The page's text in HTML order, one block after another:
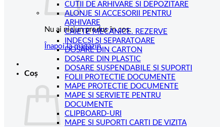
Nu ai niciun produs în coș.
Înapoi la magazin
Coș
CUTII DE ARHIVARE SI DEPOZITARE
ALONJE SI ACCESORII PENTRU
ARHIVARE
CAIETE MECANICE. REZERVE
INDECSI SI SEPARATOARE
DOSARE DIN CARTON
DOSARE DIN PLASTIC
DOSARE SUSPENDABILE SI SUPORTI
FOLII PROTECTIE DOCUMENTE
MAPE PROTECTIE DOCUMENTE
MAPE SI SERVIETE PENTRU
DOCUMENTE
CLIPBOARD-URI
MAPE SI SUPORTI CARTI DE VIZITA